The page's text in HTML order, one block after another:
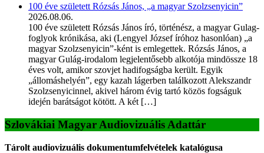
100 éve született Rózsás János, „a magyar Szolzsenyicin”
2026.08.06.
100 éve született Rózsás János író, történész, a magyar Gulag-
foglyok krónikása, aki (Lengyel József íróhoz hasonlóan) „a
magyar Szolzsenyicin”-ként is emlegettek. Rózsás János, a
magyar Gulág-irodalom legjelentősebb alkotója mindössze 18
éves volt, amikor szovjet hadifogságba került. Egyik
„állomáshelyén”, egy kazah lágerben találkozott Alekszandr
Szolzsenyicinnel, akivel három évig tartó közös fogságuk
idején barátságot kötött. A két […]
Szlovákiai Magyar Audiovizuális Adattár
Tárolt audiovizuális dokumentumfelvételek katalógusa